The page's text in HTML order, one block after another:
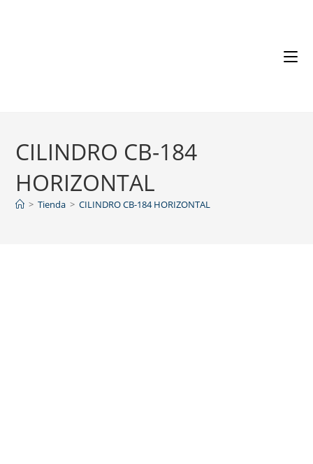
CILINDRO CB-184
HORIZONTAL
> Tienda > CILINDRO CB-184 HORIZONTAL